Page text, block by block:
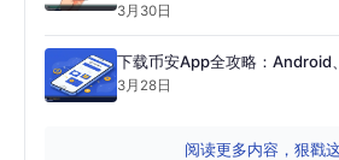
3月30日
下载币安App全攻略：Android
3月28日
阅读更多内容，狠戳